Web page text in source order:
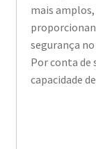
mais
segurança
Por conta de
capacidade